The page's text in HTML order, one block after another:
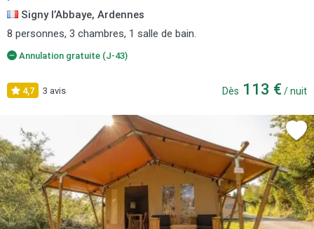
Signy l’Abbaye, Ardennes
8 personnes, 3 chambres, 1 salle de bain.
Annulation gratuite (J-43)
4,7 3 avis Dès 113 € / nuit